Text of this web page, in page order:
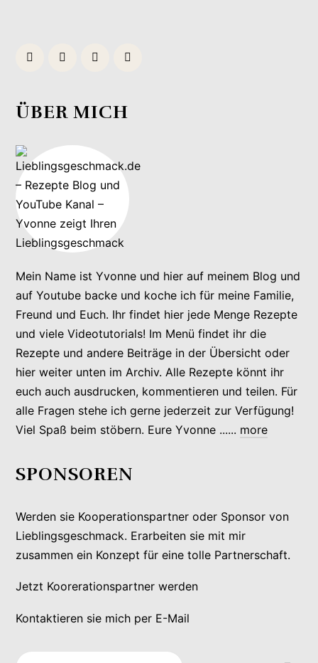
ÜBER MICH
Mein Name ist Yvonne und hier auf meinem Blog und
auf Youtube backe und koche ich für meine Familie,
Freund und Euch. Ihr findet hier jede Menge Rezepte
und viele Videotutorials! Im Menü findet ihr die
Rezepte und andere Beiträge in der Übersicht oder
hier weiter unten im Archiv. Alle Rezepte könnt ihr
euch auch ausdrucken, kommentieren und teilen. Für
alle Fragen stehe ich gerne jederzeit zur Verfügung!
Viel Spaß beim stöbern. Eure Yvonne ...... more
SPONSOREN
Werden sie Kooperationspartner oder Sponsor von
Lieblingsgeschmack. Erarbeiten sie mit mir
zusammen ein Konzept für eine tolle Partnerschaft.
Jetzt Koorerationspartner werden
Kontaktieren sie mich per E-Mail
SUCHEN